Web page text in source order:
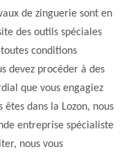
de zinguerie sont en
des outils spéciales
conditions
devez procéder à des
que vous engagiez
dans la Lozon, nous
entreprise spécialiste
nous vous